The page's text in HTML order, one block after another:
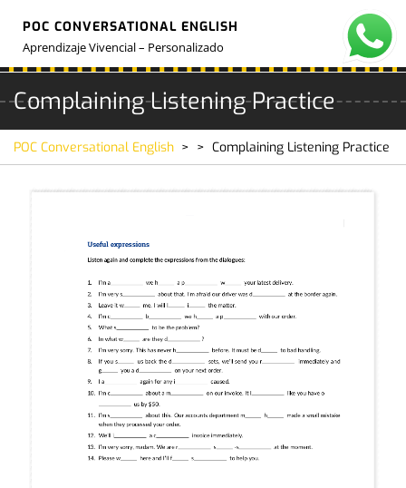
content
POC CONVERSATIONAL ENGLISH
Aprendizaje Vivencial – Personalizado
Complaining Listening Practice
POC Conversational English > > Complaining Listening Practice